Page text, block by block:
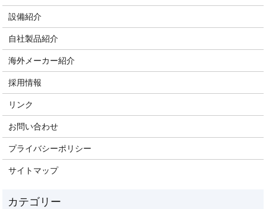
設備紹介
自社製品紹介
海外メーカー紹介
採用情報
リンク
お問い合わせ
プライバシーポリシー
サイトマップ